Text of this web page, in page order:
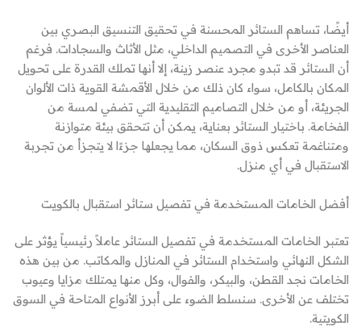
أيضًا، تساهم الستائر المحسنة في تحقيق التنسيق البصري بين
العناصر الأخرى في التصميم الداخلي، مثل الأثاث والسجادات. فرغم
أن الستائر قد تبدو مجرد عنصر زينة، إلا أنها تملك القدرة على تحويل
المكان بالكامل، سواء كان ذلك من خلال الأقمشة القوية ذات الألوان
الجريئة، أو من خلال التصاميم التقليدية التي تضفي لمسة من
الفخامة. باختيار الستائر بعناية، يمكن أن تتحقق بيئة متوازنة
ومتناغمة تعكس ذوق السكان، مما يجعلها جزءًا لا يتجزأ من تجربة
الاستقبال في أي منزل.
أفضل الخامات المستخدمة في تفصيل ستائر استقبال بالكويت
تعتبر الخامات المستخدمة في تفصيل الستائر عاملاً رئيسياً يؤثر على
الشكل النهائي واستخدام الستائر في المنازل والمكاتب. من بين هذه
الخامات نجد القطن، والبيكر، والفوال، وكل منها يمتلك مزايا وعيوب
تختلف عن الأخرى. سنسلط الضوء على أبرز الأنواع المتاحة في السوق
الكويتية.